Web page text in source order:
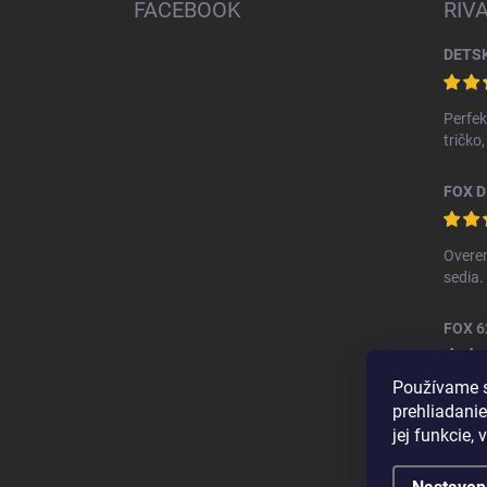
Používame
jej funkcie,
FACEBOOK
tričko,
sedia.
FOX